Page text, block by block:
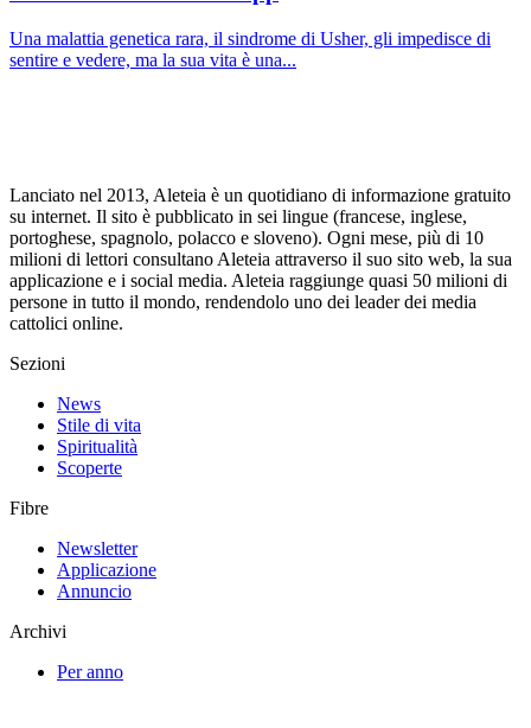
Una malattia genetica rara, il sindrome di Usher, gli impedisce di
sentire e vedere, ma la sua vita è una...
Lanciato nel 2013, Aleteia è un quotidiano di informazione gratuito
su internet. Il sito è pubblicato in sei lingue (francese, inglese,
portoghese, spagnolo, polacco e sloveno). Ogni mese, più di 10
milioni di lettori consultano Aleteia attraverso il suo sito web, la sua
applicazione e i social media. Aleteia raggiunge quasi 50 milioni di
persone in tutto il mondo, rendendolo uno dei leader dei media
cattolici online.
Sezioni
News
Stile di vita
Spiritualità
Scoperte
Fibre
Newsletter
Applicazione
Annuncio
Archivi
Per anno